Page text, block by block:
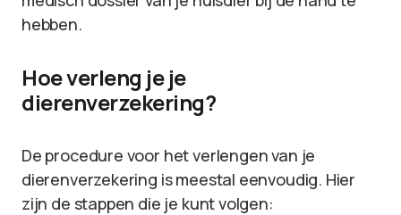
hebben.
Hoe verleng je je
dierenverzekering?
De procedure voor het verlengen van je
dierenverzekering is meestal eenvoudig. Hier
zijn de stappen die je kunt volgen: